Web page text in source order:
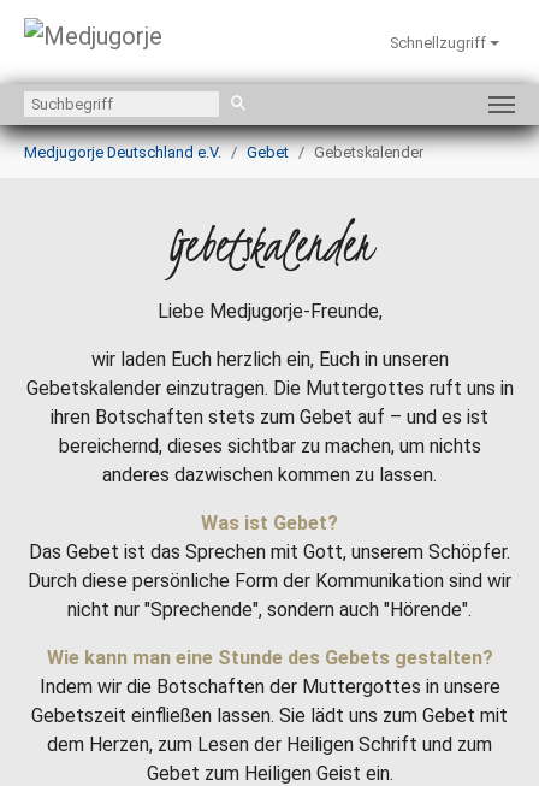
Zum Hauptinhalt springen
Schnellzugriff
Sie sind hier:
Medjugorje Deutschland e.V.
Gebet Gebetskalender
Gebetskalender
Liebe Medjugorje-Freunde,
wir laden Euch herzlich ein, Euch in unseren
Gebetskalender einzutragen. Die Muttergottes ruft uns in
ihren Botschaften stets zum Gebet auf – und es ist
bereichernd, dieses sichtbar zu machen, um nichts
anderes dazwischen kommen zu lassen.
Was ist Gebet?
Das Gebet ist das Sprechen mit Gott, unserem Schöpfer.
Durch diese persönliche Form der Kommunikation sind wir
nicht nur "Sprechende", sondern auch "Hörende".
Wie kann man eine Stunde des Gebets gestalten?
Indem wir die Botschaften der Muttergottes in unsere
Gebetszeit einfließen lassen. Sie lädt uns zum Gebet mit
dem Herzen, zum Lesen der Heiligen Schrift und zum
Gebet zum Heiligen Geist ein.